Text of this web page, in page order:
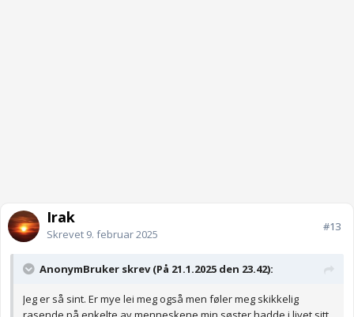
Irak
Skrevet 9. februar 2025
#13
AnonymBruker skrev (På 21.1.2025 den 23.42):
Jeg er så sint. Er mye lei meg også men føler meg skikkelig